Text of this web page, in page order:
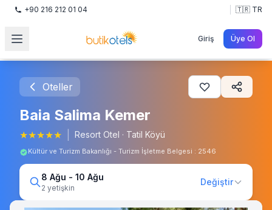
+90 216 212 01 04 🇹🇷 TR
Giriş Üye Ol
Oteller
Baia Salima Kemer
★★★★★ Resort Otel · Tatil Köyü
Kültür ve Turizm Bakanlığı - Turizm İşletme Belgesi : 2546
8 Ağu - 10 Ağu
2 yetişkin
Değiştir